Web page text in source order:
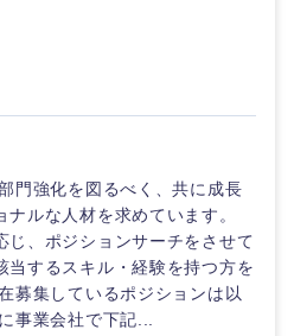
門強化を図るべく、共に成長
ルな人材を求めています。
じ、ポジションサーチをさせて
当するスキル・経験を持つ方を
募集しているポジションは以
事業会社で下記...